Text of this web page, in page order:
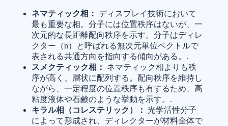
ネマティック相：
ディスプレイ技術において
最も重要な相。分子には位置秩序はないが、一
次元的な長距離配向秩序を示す。分子はディレ
クター（n）と呼ばれる無次元単位ベクトルで
表される共通方向を指向する傾向がある。.
スメクティック相：
ネマティック相よりも秩
序が高く、層状に配列する。配向秩序を維持し
ながら、一定程度の位置秩序も有するため、高
粘度液体や石鹸のような挙動を示す。.
キラル相（コレステリック）： 光学活性分子
によって形成され、ディレクターが材料全体で